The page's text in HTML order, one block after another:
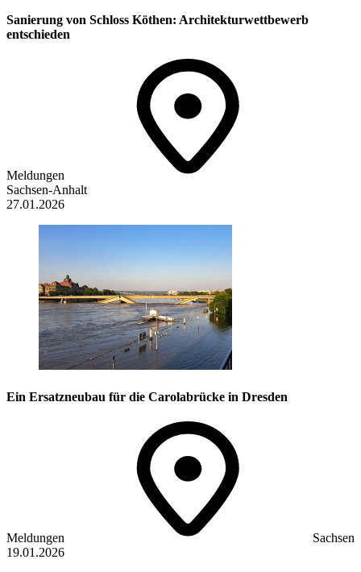
Sanierung von Schloss Köthen: Architekturwettbewerb
entschieden
Meldungen
Sachsen-Anhalt
27.01.2026
Ein Ersatzneubau für die Carolabrücke in Dresden
Meldungen
Sachsen
19.01.2026